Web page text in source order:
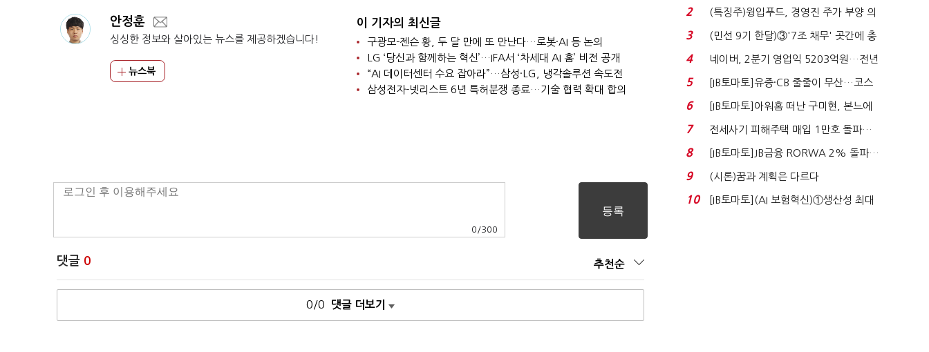
안정훈
싱싱한 정보와 살아있는 뉴스를 제공하겠습니다!
뉴스북
이 기자의 최신글
구광모-젠슨 황, 두 달 만에 또 만난다…로봇·AI 등 논의
LG ‘당신과 함께하는 혁신’…IFA서 ‘차세대 AI 홈’ 비전 공개
“AI 데이터센터 수요 잡아라”…삼성·LG, 냉각솔루션 속도전
삼성전자-넷리스트 6년 특허분쟁 종료…기술 협력 확대 합의
0 /300
댓글 0 추천순
0/0 댓글 더보기
로봇·AI 등 논...
2
(특징주)윙입푸드, 경영진 주가 부양 의
지에 상한가...
3
(민선 9기 한달)③'7조 채무' 곳간에 충
격…추미애, 20년...
4
네이버, 2분기 영업익 5203억원…전년
비 0.2% 감소...
5
[IB토마토]유증·CB 줄줄이 무산…코스
닥 벌점 급증에 ...
6
[IB토마토]아워홈 떠난 구미현, 본느에
340억 베팅…가...
7
전세사기 피해주택 매입 1만호 돌파…
누적 피해자 4만2...
8
[IB토마토]JB금융 RORWA 2% 돌파…
실적 견인은 은행 ...
9 (시론)꿈과 계획은 다르다
10
[IB토마토](AI 보험혁신)①생산성 최대